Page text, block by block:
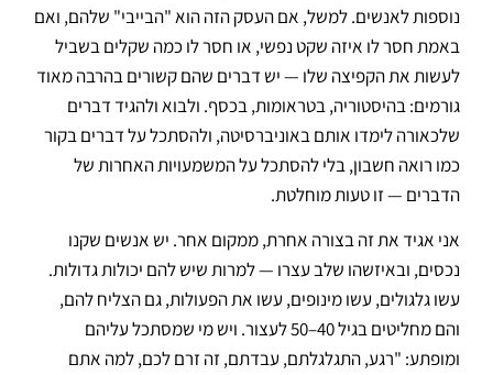
נוספות לאנשים. למשל, אם העסק הזה הוא "הבייבי" שלהם, ואם
באמת חסר לו איזה שקט נפשי, או חסר לו כמה שקלים בשביל
לעשות את הקפיצה שלו — יש דברים שהם קשורים בהרבה מאוד
גורמים: בהיסטוריה, בטראומות, בכסף. ולבוא ולהגיד דברים
שלכאורה לימדו אותם באוניברסיטה, ולהסתכל על דברים בקור
כמו רואה חשבון, בלי להסתכל על המשמעויות האחרות של
הדברים — זו טעות מוחלטת.
אני אגיד את זה בצורה אחרת, ממקום אחר. יש אנשים שקנו
נכסים, ובאיזשהו שלב עצרו — למרות שיש להם יכולות גדולות.
עשו גלגולים, עשו מינופים, עשו את הפעולות, גם הצליח להם,
והם מחליטים בגיל 40–50 לעצור. ויש מי שמסתכל עליהם
ומופתע: "רגע, התגלגלתם, עבדתם, זה זרם לכם, למה אתם